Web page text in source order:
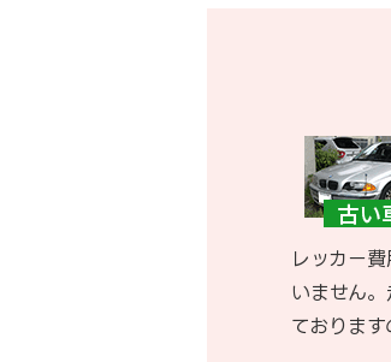
レッカー
いません
ております